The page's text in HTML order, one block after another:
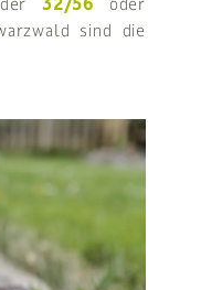
sind die